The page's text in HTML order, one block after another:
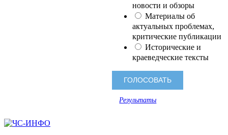
новости и обзоры
Материалы об
актуальных проблемах,
критические публикации
Исторические и
краеведческие тексты
Результаты